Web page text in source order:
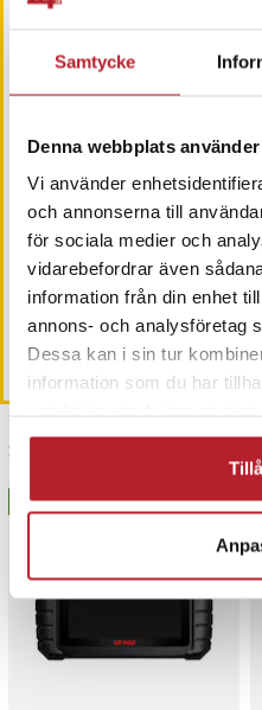
Samtycke
Denna webbplats
Vi använder
och annonserna till
för sociala medier och
vidarebefordrar även
information från din enhet
annons- och analysföretag
Dessa kan i sin tur
information som du har
Artikelnummer : 120513
Selfie-stick med tripod
och teleskophandtag,
1,3m med 1/4-gänga - svart
Pris:129 kr
129 kr
Sista exemplaret
Köp
Senast besökta
BÄSTSÄLJARE